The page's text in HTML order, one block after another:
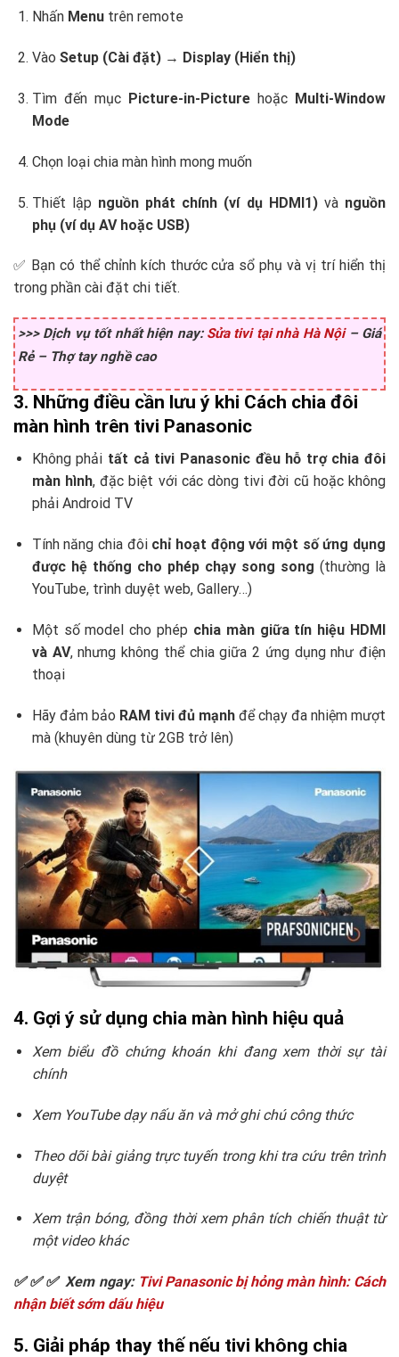
Nhấn Menutrên remote
Vào Setup (Cài đặt)→ Display (Hiển thị)
Tìm đến mục Picture-in-Picturehoặc Multi-Window
Mode
Chọn loại chia màn hình mong muốn
Thiết lập nguồn phát chính (ví dụ HDMI1)và nguồn
phụ (ví dụ AV hoặc USB)
✅ Bạn có thể chỉnh kích thước cửa sổ phụ và vị trí hiển thị
trong phần cài đặt chi tiết.
>>> Dịch vụ tốt nhất hiện nay: Sửa tivi tại nhà Hà Nội– Giá
Rẻ – Thợ tay nghề cao
3. Những điều cần lưu ý khi Cách chia đôi
màn hình trên tivi Panasonic
Không phải tất cả tivi Panasonic đều hỗ trợ chia đôi
màn hình, đặc biệt với các dòng tivi đời cũ hoặc không
phải Android TV
Tính năng chia đôi chỉ hoạt động với một số ứng dụng
được hệ thống cho phép chạy song song (thường là
YouTube, trình duyệt web, Gallery…)
Một số model cho phép chia màn giữa tín hiệu HDMI
và AV, nhưng không thể chia giữa 2 ứng dụng như điện
thoại
Hãy đảm bảo RAM tivi đủ mạnhđể chạy đa nhiệm mượt
mà (khuyên dùng từ 2GB trở lên)
4. Gợi ý sử dụng chia màn hình hiệu quả
Xem biểu đồ chứng khoán khi đang xem thời sự tài
chính
Xem YouTube dạy nấu ăn và mở ghi chú công thức
Theo dõi bài giảng trực tuyến trong khi tra cứu trên trình
duyệt
Xem trận bóng, đồng thời xem phân tích chiến thuật từ
một video khác
✅ ✅ ✅ Xem ngay: Tivi Panasonic bị hỏng màn hình: Cách
nhận biết sớm dấu hiệu
5. Giải pháp thay thế nếu tivi không chia